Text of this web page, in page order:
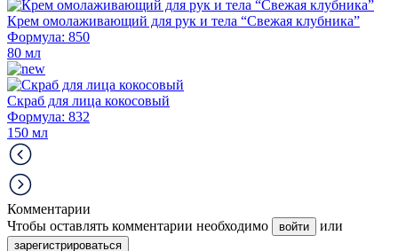
Крем омолаживающий для рук и тела “Свежая клубника”
Формула: 850
80 мл
Скраб для лица кокосовый
Формула: 832
150 мл
Комментарии
Чтобы оставлять комментарии необходимо
войти или
зарегистрироваться